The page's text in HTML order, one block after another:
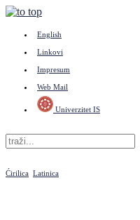
English
Linkovi
Impresum
Web Mail
Univerzitet IS
Ćirilica Latinica